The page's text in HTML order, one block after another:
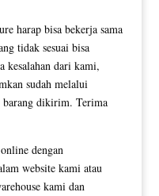
harap bisa bekerja sama
tidak sesuai bisa
kesalahan dari kami,
sudah melalui
barang dikirim. Terima
dengan
website kami atau
kami dan